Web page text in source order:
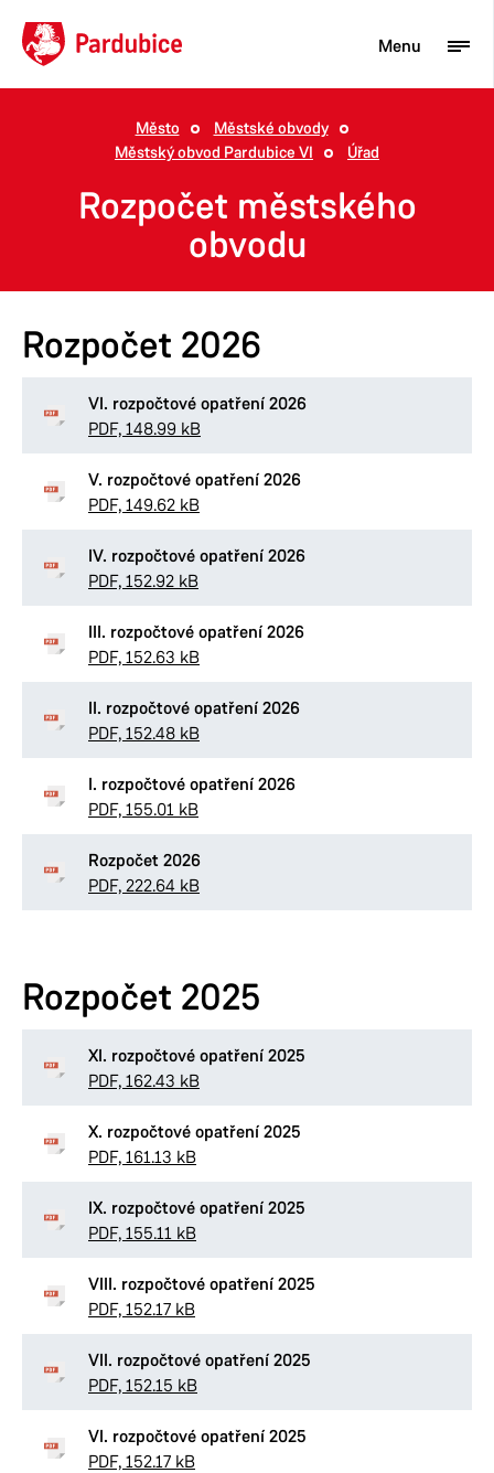
Turista
Aktuality
Občan
Podnikatel
Město
Město
Městské obvody
Městský obvod Pardubice VI
Úřad
Rozpočet městského
obvodu
Rozpočet 2026
VI. rozpočtové opatření 2026
PDF, 148.99 kB
V. rozpočtové opatření 2026
PDF, 149.62 kB
IV. rozpočtové opatření 2026
PDF, 152.92 kB
III. rozpočtové opatření 2026
PDF, 152.63 kB
II. rozpočtové opatření 2026
PDF, 152.48 kB
I. rozpočtové opatření 2026
PDF, 155.01 kB
Rozpočet 2026
PDF, 222.64 kB
Rozpočet 2025
XI. rozpočtové opatření 2025
PDF, 162.43 kB
X. rozpočtové opatření 2025
PDF, 161.13 kB
IX. rozpočtové opatření 2025
PDF, 155.11 kB
VIII. rozpočtové opatření 2025
PDF, 152.17 kB
VII. rozpočtové opatření 2025
PDF, 152.15 kB
VI. rozpočtové opatření 2025
PDF, 152.17 kB
Menu